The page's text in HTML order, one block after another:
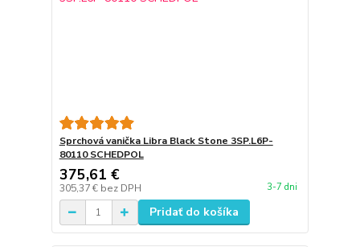
Sprchová vanička Libra Black Stone 3SP.L6P-
80110 SCHEDPOL
375,61 €
305,37 € bez DPH 3-7 dni
Pridať do košíka